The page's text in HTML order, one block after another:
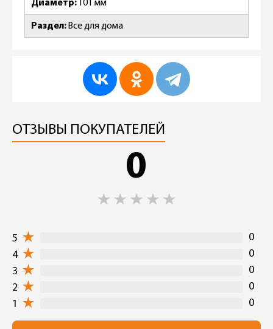
Диаметр 101 мм
Раздел Все для дома
ОТЗЫВЫ ПОКУПАТЕЛЕЙ
0
5
0
4
0
3
0
2
0
1
0